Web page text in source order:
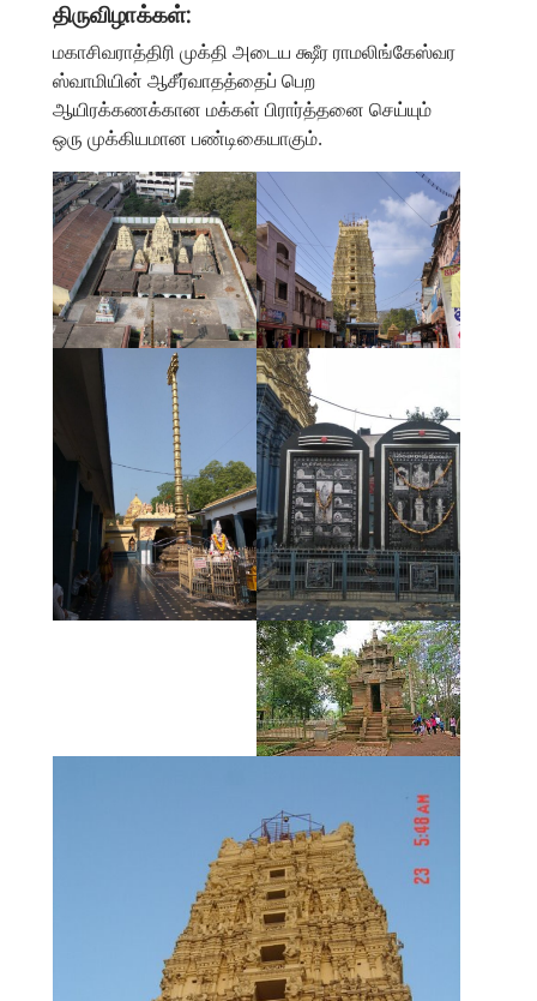
திருவிழாக்கள்:
மகாசிவராத்திரி முக்தி அடைய க்ஷீர ராமலிங்கேஸ்வர
ஸ்வாமியின் ஆசீர்வாதத்தைப் பெற
ஆயிரக்கணக்கான மக்கள் பிரார்த்தனை செய்யும்
ஒரு முக்கியமான பண்டிகையாகும்.